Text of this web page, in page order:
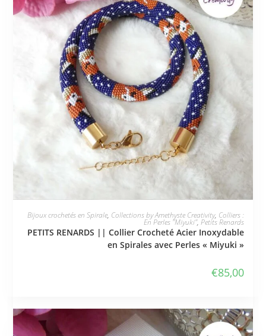
JE L'ADOPTE
Bijoux crochetés en Spirale, Collections by Amethyste Creativity, Colliers :
En Perles "Miyuki", Petits Renards
PETITS RENARDS || Collier Crocheté Acier Inoxydable
en Spirales avec Perles « Miyuki »
€85,00